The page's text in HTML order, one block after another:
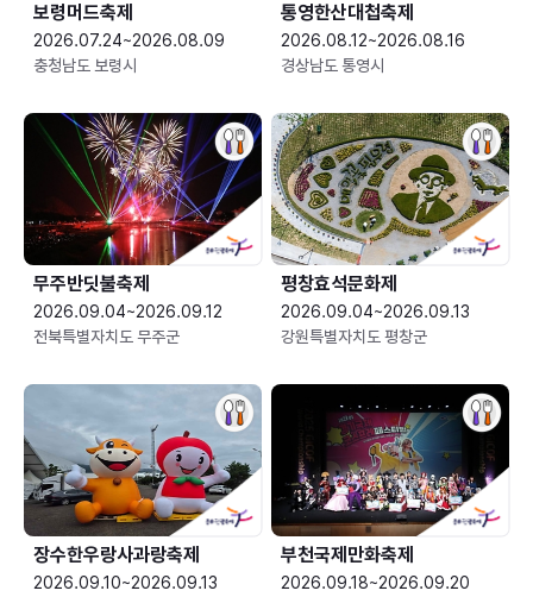
보령머드축제
2026.07.24~2026.08.09
충청남도 보령시
통영한산대첩축제
2026.08.12~2026.08.16
경상남도 통영시
무주반딧불축제
2026.09.04~2026.09.12
전북특별자치도 무주군
평창효석문화제
2026.09.04~2026.09.13
강원특별자치도 평창군
장수한우랑사과랑축제
2026.09.10~2026.09.13
부천국제만화축제
2026.09.18~2026.09.20